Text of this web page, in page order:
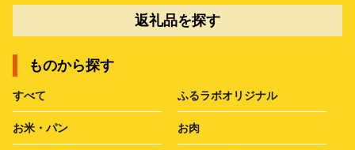
返礼品を探す
ものから探す
すべて ふるラボオリジナル
お米・パン お肉